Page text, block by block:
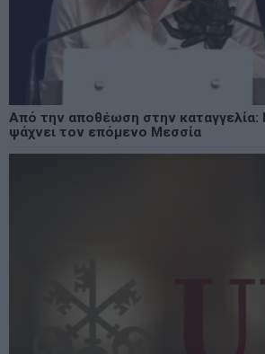
Από την αποθέωση στην καταγγελία:
ψάχνει τον επόμενο Μεσσία